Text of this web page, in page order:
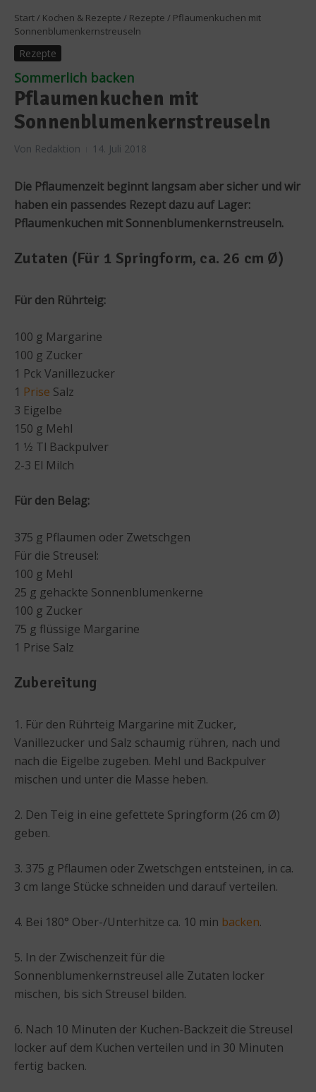
Start / Kochen & Rezepte / Rezepte / Pflaumenkuchen mit
Sonnenblumenkernstreuseln
Rezepte
Sommerlich backen
Pflaumenkuchen mit
Sonnenblumenkernstreuseln
Von Redaktion 14. Juli 2018
Die Pflaumenzeit beginnt langsam aber sicher und wir
haben ein passendes Rezept dazu auf Lager:
Pflaumenkuchen mit Sonnenblumenkernstreuseln.
Zutaten (Für 1 Springform, ca. 26 cm Ø)
Für den Rührteig:
100 g Margarine
100 g Zucker
1 Pck Vanillezucker
1 Prise Salz
3 Eigelbe
150 g Mehl
1 1⁄2 Tl Backpulver
2-3 El Milch
Für den Belag:
375 g Pflaumen oder Zwetschgen
Für die Streusel:
100 g Mehl
25 g gehackte Sonnenblumenkerne
100 g Zucker
75 g flüssige Margarine
1 Prise Salz
Zubereitung
1. Für den Rührteig Margarine mit Zucker,
Vanillezucker und Salz schaumig rühren, nach und
nach die Eigelbe zugeben. Mehl und Backpulver
mischen und unter die Masse heben.
2. Den Teig in eine gefettete Springform (26 cm Ø)
geben.
3. 375 g Pflaumen oder Zwetschgen entsteinen, in ca.
3 cm lange Stücke schneiden und darauf verteilen.
4. Bei 180° Ober-/Unterhitze ca. 10 min backen.
5. In der Zwischenzeit für die
Sonnenblumenkernstreusel alle Zutaten locker
mischen, bis sich Streusel bilden.
6. Nach 10 Minuten der Kuchen-Backzeit die Streusel
locker auf dem Kuchen verteilen und in 30 Minuten
fertig backen.